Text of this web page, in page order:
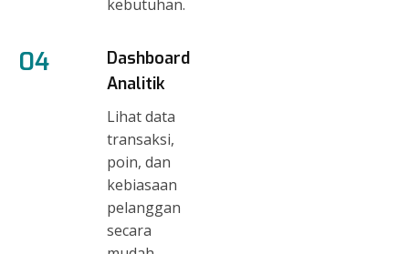
kebutuhan.
04
Dashboard
Analitik
Lihat data
transaksi,
poin, dan
kebiasaan
pelanggan
secara